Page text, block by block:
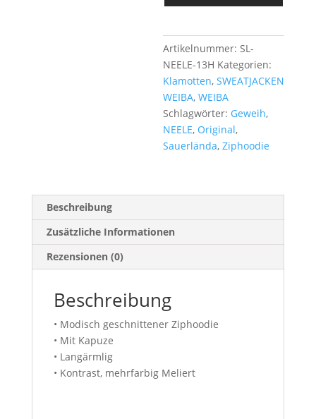
Menge
Artikelnummer:SL-
NEELE-13H Kategorien:
Klamotten,SWEATJACKEN
WEIBA,WEIBA
Schlagwörter: Geweih,
NEELE, Original,
Sauerlända,Ziphoodie
Beschreibung
Zusätzliche Informationen
Rezensionen (0)
Beschreibung
• Modisch geschnittener Ziphoodie
• Mit Kapuze
• Langärmlig
• Kontrast, mehrfarbig Meliert